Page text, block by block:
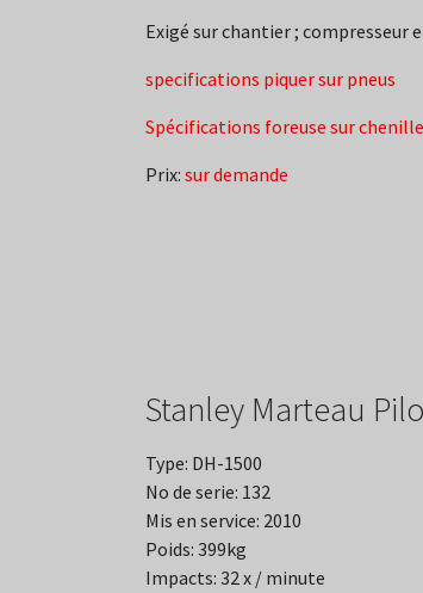
Exigé sur chantier ; compresseur
specifications piquer sur pneus
Spécifications foreuse sur
Prix: sur demande
Stanley Marteau
Type: DH-1500
No de serie: 132
Mis en service: 2010
Poids: 399kg
Impacts: 32 x / minute